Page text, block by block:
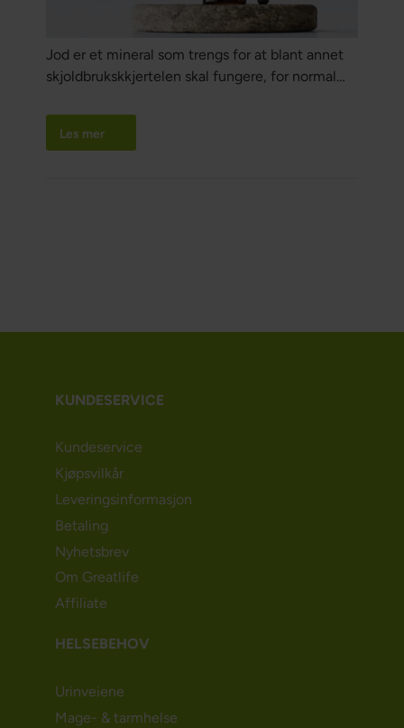
Jod er et mineral som trengs for at blant annet
skjoldbrukskkjertelen skal fungere, for normal
og ammende kvinner har størst behov for dette,
og forskningen viser at mange ligger i
Les mer
KUNDESERVICE
Kundeservice
Kjøpsvilkår
Leveringsinformasjon
Betaling
Nyhetsbrev
Om Greatlife
Affiliate
HELSEBEHOV
Urinveiene
Mage- & tarmhelse